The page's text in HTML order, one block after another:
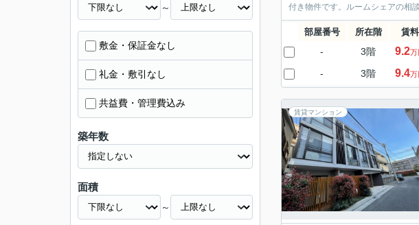
付き物件です。ルームシェアの相
部屋番号 所在階 賃料
- 3階 9.2万
- 3階 9.4万
賃貸マンション
～
敷金・保証金なし
礼金・敷引なし
共益費・管理費込み
築年数
面積
～